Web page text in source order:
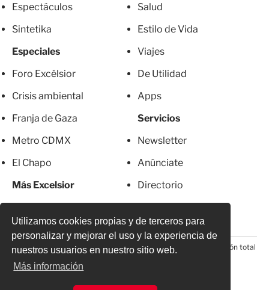
Utilizamos cookies propias y de terceros para
personalizar y mejorar el uso y la experiencia de
nuestros usuarios en nuestro sitio web.
Más información
Espectáculos
Sintetika
Especiales
Foro Excélsior
Crisis ambiental
Franja de Gaza
Metro CDMX
El Chapo
Más Excelsior
Salud
Estilo de Vida
Viajes
De Utilidad
Apps
Servicios
Newsletter
Anúnciate
Directorio
© 2026 Todos los derechos reservados. Prohibida la reproducción total
o parcial, incluyendo cualquier medio electrónico*